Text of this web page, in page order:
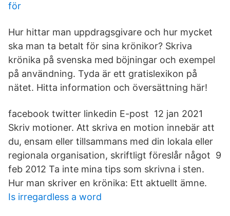
för
Hur hittar man uppdragsgivare och hur mycket
ska man ta betalt för sina krönikor? Skriva
krönika på svenska med böjningar och exempel
på användning. Tyda är ett gratislexikon på
nätet. Hitta information och översättning här!
facebook twitter linkedin E-post 12 jan 2021
Skriv motioner. Att skriva en motion innebär att
du, ensam eller tillsammans med din lokala eller
regionala organisation, skriftligt föreslår något 9
feb 2012 Ta inte mina tips som skrivna i sten.
Hur man skriver en krönika: Ett aktuellt ämne.
Is irregardless a word